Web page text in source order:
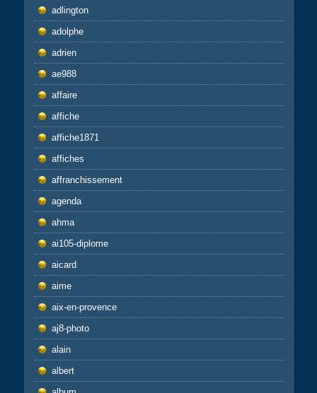
adlington
adolphe
adrien
ae988
affaire
affiche
affiche1871
affiches
affranchissement
agenda
ahma
ai105-diplome
aicard
aime
aix-en-provence
aj8-photo
alain
albert